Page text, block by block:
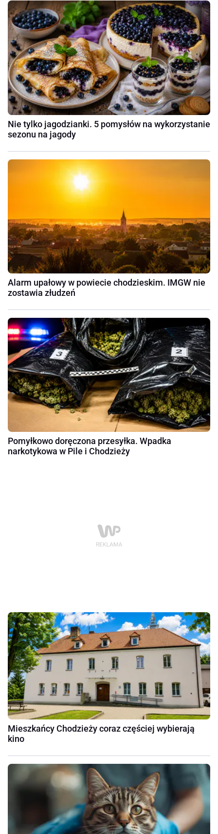
Nie tylko jagodzianki. 5 pomysłów na wykorzystanie
sezonu na jagody
Alarm upałowy w powiecie chodzieskim. IMGW nie
zostawia złudzeń
Pomyłkowo doręczona przesyłka. Wpadka
narkotykowa w Pile i Chodzieży
Mieszkańcy Chodzieży coraz częściej wybierają
kino